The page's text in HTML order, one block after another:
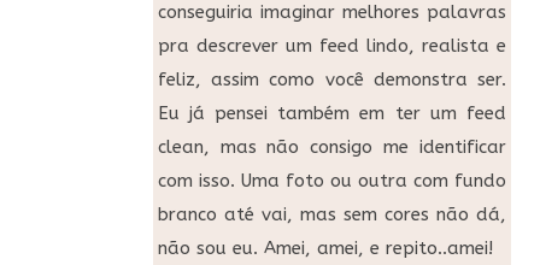
conseguiria imaginar melhores palavras
pra descrever um feed lindo, realista e
feliz, assim como você demonstra ser.
Eu já pensei também em ter um feed
clean, mas não consigo me identificar
com isso. Uma foto ou outra com fundo
branco até vai, mas sem cores não dá,
não sou eu. Amei, amei, e repito..amei!